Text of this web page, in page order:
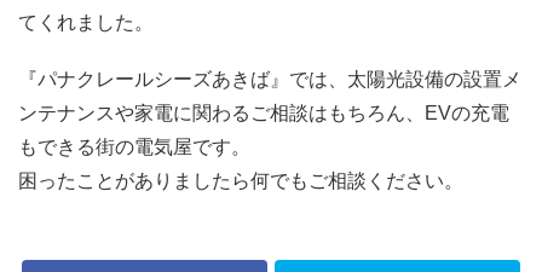
てくれました。
『パナクレールシーズあきば』では、太陽光設備の設置メ
ンテナンスや家電に関わるご相談はもちろん、EVの充電
もできる街の電気屋です。
困ったことがありましたら何でもご相談ください。